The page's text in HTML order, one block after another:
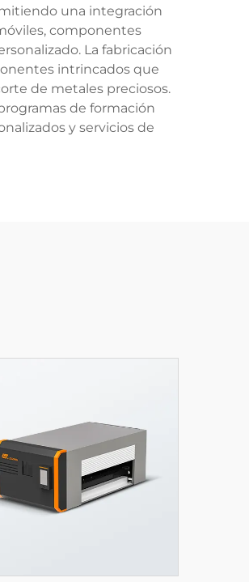
una integración
componentes
La fabricación
intrincados que
de metales preciosos.
de formación
y servicios de